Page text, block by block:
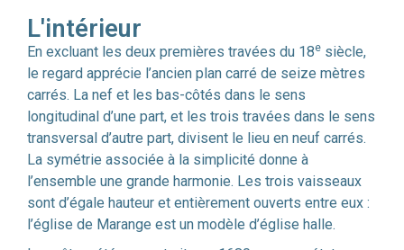
L'intérieur
En excluant les deux premières travées du 18e siècle,
le regard apprécie l’ancien plan carré de seize mètres
carrés. La nef et les bas-côtés dans le sens
longitudinal d’une part, et les trois travées dans le sens
transversal d’autre part, divisent le lieu en neuf carrés.
La symétrie associée à la simplicité donne à
l’ensemble une grande harmonie. Les trois vaisseaux
sont d’égale hauteur et entièrement ouverts entre eux :
l’église de Marange est un modèle d’église halle.